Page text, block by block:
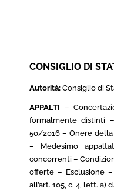
CONSIGLIO DI
Autorità: Consiglio di
APPALTI –
formalmente distinti
50/2016 – Onere
– Medesimo
concorrenti –
offerte – Esclusione
all’art. 105, c. 4, lett. a)